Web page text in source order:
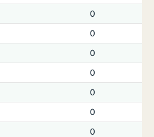
0
0
0
0
0
0
0